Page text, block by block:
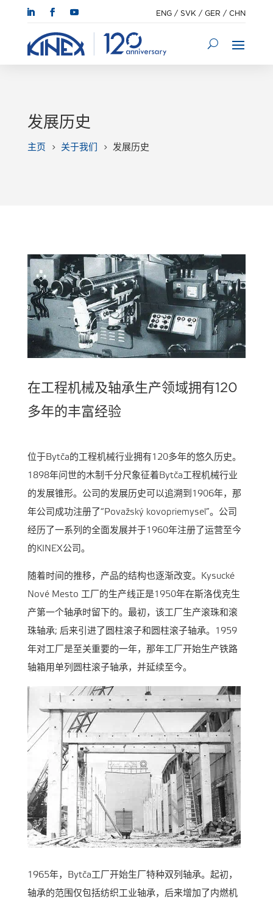
ENG /SVK /GER /CHN
发展历史
主页 5 关于我们 5 发展历史
在工程机械及轴承生产领域拥有120
多年的丰富经验
位于Bytča的工程机械行业拥有120多年的悠久历史。
1898年问世的木制千分尺象征着Bytča工程机械行业
的发展锥形。公司的发展历史可以追溯到1906年，那
年公司成功注册了“Považský kovopriemysel”。公司
经历了一系列的全面发展并于1960年注册了运营至今
的KINEX公司。
随着时间的推移，产品的结构也逐渐改变。Kysucké
Nové Mesto 工厂的生产线正是1950年在斯洛伐克生
产第一个轴承时留下的。最初，该工厂生产滚珠和滚
珠轴承; 后来引进了圆柱滚子和圆柱滚子轴承。1959
年对工厂是至关重要的一年，那年工厂开始生产铁路
轴箱用单列圆柱滚子轴承，并延续至今。
1965年，Bytča工厂开始生厂特种双列轴承。起初，
轴承的范围仅包括纺织工业轴承，后来增加了内燃机